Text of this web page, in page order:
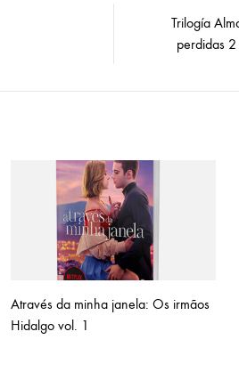
Trilogía
perdidas
Através da minha janela: Os irmãos
Hidalgo vol. 1